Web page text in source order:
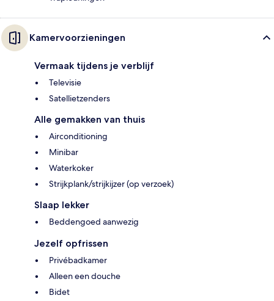
Kamervoorzieningen
Vermaak tijdens je verblijf
Televisie
Satellietzenders
Alle gemakken van thuis
Airconditioning
Minibar
Waterkoker
Strijkplank/strijkijzer (op verzoek)
Slaap lekker
Beddengoed aanwezig
Jezelf opfrissen
Privébadkamer
Alleen een douche
Bidet